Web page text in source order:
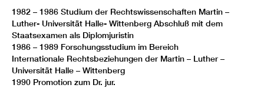
1982 – 1986 Studium der Rechtswissenschaften Martin –
Luther- Universität Halle- Wittenberg Abschluß mit dem
Staatsexamen als Diplomjuristin
1986 – 1989 Forschungsstudium im Bereich
Internationale Rechtsbeziehungen der Martin – Luther –
Universität Halle – Wittenberg
1990 Promotion zum Dr. jur.